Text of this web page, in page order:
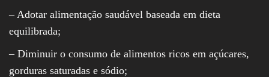
– Adotar alimentação saudável baseada em dieta
equilibrada;
– Diminuir o consumo de alimentos ricos em açúcares,
gorduras saturadas e sódio;